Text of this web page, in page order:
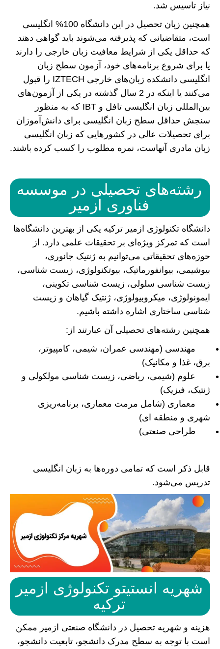
نیاز تاسیس شد.
همچنین زبان تحصیل در این دانشگاه 100% انگلیسی
است، متقاضیانی که پذیرفته می‌شوند باید گواهی دهند
که حداقل یکی از شرایط معافیت زبان خارجی را دارند
یا برای شروع برنامه‌های خود، آزمون سطح زبان
انگلیسی دانشکده زبان‌های خارجی IZTECH را قبول
می‌کنند یا اینکه در 2 سال گذشته در یکی از آزمون‌های
بین‌المللی زبان انگلیسی تافل و IBT که به منظور
سنجش حداقل سطح زبان انگلیسی برای دانش‌آموزان
برای تحصیلات عالی در کشورهایی که زبان انگلیسی
زبان مادری آنهاست، نمره مطلوب را کسب کرده باشند.
رشته‌های تحصیلی در موسسه
فناوری ازمیر
دانشگاه تکنولوژی ازمیر ترکیه یکی از بهترین دانشگاه‌ها
است که تمرکز ویژه‌ای بر تحقیقات علمی دارد. از
حوزه‌های تحقیقاتی می‌توانیم به ژنتیک جانوری،
بیوشیمی، بیوانفورماتیک، بیوتکنولوژی، زیست شناسی،
زیست شناسی سلولی، زیست شناسی تکوینی،
ایمونولوژی، میکروبیولوژی، ژنتیک گیاهان و زیست
شناسی ساختاری اشاره داشته باشیم.
همچنین رشته‌های تحصیلی آن عبارتند از:
مهندسی (مهندسی عمران، شیمی، کامپیوتر،
برق، غذا و مکانیک)
علوم (شیمی، ریاضی، زیست شناسی مولکولی و
ژنتیک، فیزیک)
معماری (شامل مرمت معماری، برنامه‌ریزی
شهری و منطقه ای)
طراحی صنعتی)
قابل ذکر است که تمامی دوره‌ها به زبان انگلیسی
تدریس می‌شود.
شهریه انستیتو تکنولوژی ازمیر
ترکیه
هزینه و شهریه تحصیل در دانشگاه صنعتی ازمیر ممکن
است با توجه به سطح مدرک دانشجو، تابعیت دانشجو،